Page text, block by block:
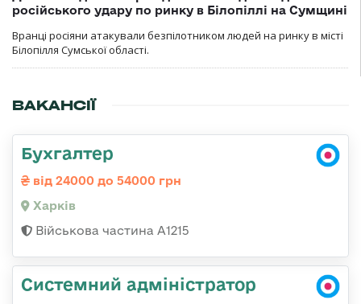
російського удару по ринку в Білопіллі на Сумщині
Вранці росіяни атакували безпілотником людей на ринку в місті
Білопілля Сумської області.
ВАКАНСІЇ
Бухгалтер
від 24000 до 54000 грн
Харків
Військова частина А1215
Системний адміністратор